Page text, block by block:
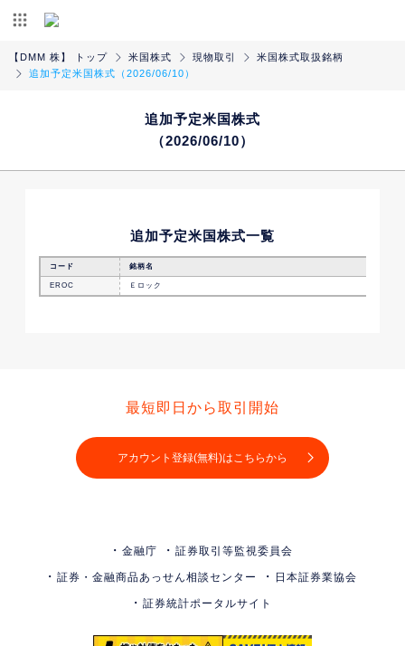
【DMM 株】 トップ 米国株式 現物取引
米国株式取扱銘柄
追加予定米国株式（2026/06/10）
追加予定米国株式
（2026/06/10）
追加予定米国株式一覧
コード 銘柄名
EROC Ｅロック
最短即日から取引開始
アカウント登録(無料)はこちらから
金融庁 証券取引等監視委員会
証券・金融商品あっせん相談センター 日本証券業協会
証券統計ポータルサイト